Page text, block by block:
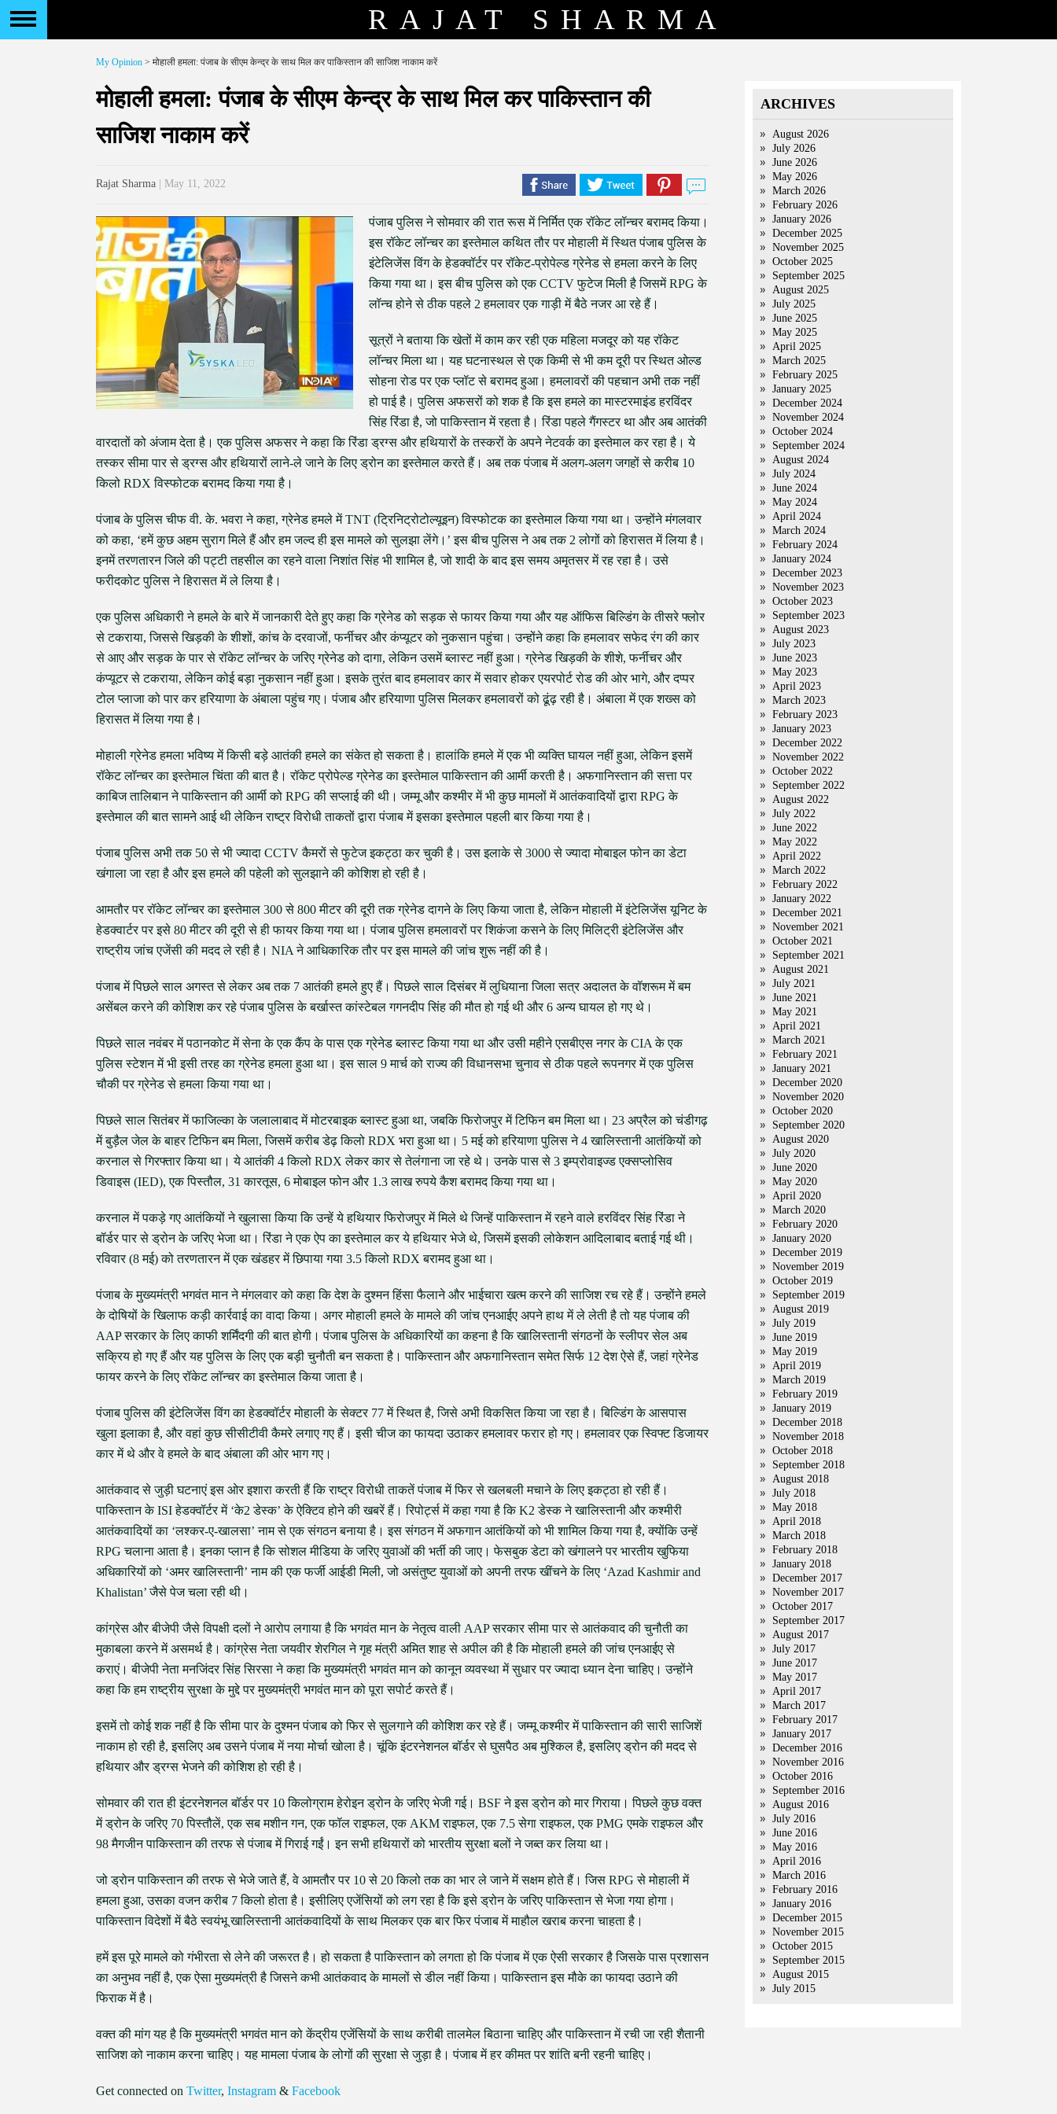
RAJAT SHARMA
My Opinion > मोहाली हमला: पंजाब के सीएम केन्द्र के साथ मिल कर पाकिस्तान की साजिश नाकाम करें
मोहाली हमला: पंजाब के सीएम केन्द्र के साथ मिल कर पाकिस्तान की
साजिश नाकाम करें
Rajat Sharma | May 11, 2022
पंजाब पुलिस ने सोमवार की रात रूस में निर्मित एक रॉकेट लॉन्चर बरामद किया।
इस रॉकेट लॉन्चर का इस्तेमाल कथित तौर पर मोहाली में स्थित पंजाब पुलिस के
इंटेलिजेंस विंग के हेडक्वॉर्टर पर रॉकेट-प्रोपेल्ड ग्रेनेड से हमला करने के लिए
किया गया था। इस बीच पुलिस को एक CCTV फुटेज मिली है जिसमें RPG के
लॉन्च होने से ठीक पहले 2 हमलावर एक गाड़ी में बैठे नजर आ रहे हैं।
सूत्रों ने बताया कि खेतों में काम कर रही एक महिला मजदूर को यह रॉकेट
लॉन्चर मिला था। यह घटनास्थल से एक किमी से भी कम दूरी पर स्थित ओल्ड
सोहना रोड पर एक प्लॉट से बरामद हुआ। हमलावरों की पहचान अभी तक नहीं
हो पाई है। पुलिस अफसरों को शक है कि इस हमले का मास्टरमाइंड हरविंदर
सिंह रिंडा है, जो पाकिस्तान में रहता है। रिंडा पहले गैंगस्टर था और अब आतंकी
वारदातों को अंजाम देता है। एक पुलिस अफसर ने कहा कि रिंडा ड्रग्स और हथियारों के तस्करों के अपने नेटवर्क का इस्तेमाल कर रहा है। ये
तस्कर सीमा पार से ड्रग्स और हथियारों लाने-ले जाने के लिए ड्रोन का इस्तेमाल करते हैं। अब तक पंजाब में अलग-अलग जगहों से करीब 10
किलो RDX विस्फोटक बरामद किया गया है।
पंजाब के पुलिस चीफ वी. के. भवरा ने कहा, ग्रेनेड हमले में TNT (ट्रिनिट्रोटोल्यूइन) विस्फोटक का इस्तेमाल किया गया था। उन्होंने मंगलवार
को कहा, ‘हमें कुछ अहम सुराग मिले हैं और हम जल्द ही इस मामले को सुलझा लेंगे।’ इस बीच पुलिस ने अब तक 2 लोगों को हिरासत में लिया है।
इनमें तरणतारन जिले की पट्टी तहसील का रहने वाला निशांत सिंह भी शामिल है, जो शादी के बाद इस समय अमृतसर में रह रहा है। उसे
फरीदकोट पुलिस ने हिरासत में ले लिया है।
एक पुलिस अधिकारी ने हमले के बारे में जानकारी देते हुए कहा कि ग्रेनेड को सड़क से फायर किया गया और यह ऑफिस बिल्डिंग के तीसरे फ्लोर
से टकराया, जिससे खिड़की के शीशों, कांच के दरवाजों, फर्नीचर और कंप्यूटर को नुकसान पहुंचा। उन्होंने कहा कि हमलावर सफेद रंग की कार
से आए और सड़क के पार से रॉकेट लॉन्चर के जरिए ग्रेनेड को दागा, लेकिन उसमें ब्लास्ट नहीं हुआ। ग्रेनेड खिड़की के शीशे, फर्नीचर और
कंप्यूटर से टकराया, लेकिन कोई बड़ा नुकसान नहीं हुआ। इसके तुरंत बाद हमलावर कार में सवार होकर एयरपोर्ट रोड की ओर भागे, और दप्पर
टोल प्लाजा को पार कर हरियाणा के अंबाला पहुंच गए। पंजाब और हरियाणा पुलिस मिलकर हमलावरों को ढूंढ़ रही है। अंबाला में एक शख्स को
हिरासत में लिया गया है।
मोहाली ग्रेनेड हमला भविष्य में किसी बड़े आतंकी हमले का संकेत हो सकता है। हालांकि हमले में एक भी व्यक्ति घायल नहीं हुआ, लेकिन इसमें
रॉकेट लॉन्चर का इस्तेमाल चिंता की बात है। रॉकेट प्रोपेल्ड ग्रेनेड का इस्तेमाल पाकिस्तान की आर्मी करती है। अफगानिस्तान की सत्ता पर
काबिज तालिबान ने पाकिस्तान की आर्मी को RPG की सप्लाई की थी। जम्मू और कश्मीर में भी कुछ मामलों में आतंकवादियों द्वारा RPG के
इस्तेमाल की बात सामने आई थी लेकिन राष्ट्र विरोधी ताकतों द्वारा पंजाब में इसका इस्तेमाल पहली बार किया गया है।
पंजाब पुलिस अभी तक 50 से भी ज्यादा CCTV कैमरों से फुटेज इकट्ठा कर चुकी है। उस इलाके से 3000 से ज्यादा मोबाइल फोन का डेटा
खंगाला जा रहा है और इस हमले की पहेली को सुलझाने की कोशिश हो रही है।
आमतौर पर रॉकेट लॉन्चर का इस्तेमाल 300 से 800 मीटर की दूरी तक ग्रेनेड दागने के लिए किया जाता है, लेकिन मोहाली में इंटेलिजेंस यूनिट के
हेडक्वार्टर पर इसे 80 मीटर की दूरी से ही फायर किया गया था। पंजाब पुलिस हमलावरों पर शिकंजा कसने के लिए मिलिट्री इंटेलिजेंस और
राष्ट्रीय जांच एजेंसी की मदद ले रही है। NIA ने आधिकारिक तौर पर इस मामले की जांच शुरू नहीं की है।
पंजाब में पिछले साल अगस्त से लेकर अब तक 7 आतंकी हमले हुए हैं। पिछले साल दिसंबर में लुधियाना जिला सत्र अदालत के वॉशरूम में बम
असेंबल करने की कोशिश कर रहे पंजाब पुलिस के बर्खास्त कांस्टेबल गगनदीप सिंह की मौत हो गई थी और 6 अन्य घायल हो गए थे।
पिछले साल नवंबर में पठानकोट में सेना के एक कैंप के पास एक ग्रेनेड ब्लास्ट किया गया था और उसी महीने एसबीएस नगर के CIA के एक
पुलिस स्टेशन में भी इसी तरह का ग्रेनेड हमला हुआ था। इस साल 9 मार्च को राज्य की विधानसभा चुनाव से ठीक पहले रूपनगर में एक पुलिस
चौकी पर ग्रेनेड से हमला किया गया था।
पिछले साल सितंबर में फाजिल्का के जलालाबाद में मोटरबाइक ब्लास्ट हुआ था, जबकि फिरोजपुर में टिफिन बम मिला था। 23 अप्रैल को चंडीगढ़
में बुड़ैल जेल के बाहर टिफिन बम मिला, जिसमें करीब डेढ़ किलो RDX भरा हुआ था। 5 मई को हरियाणा पुलिस ने 4 खालिस्तानी आतंकियों को
करनाल से गिरफ्तार किया था। ये आतंकी 4 किलो RDX लेकर कार से तेलंगाना जा रहे थे। उनके पास से 3 इम्प्रोवाइज्ड एक्सप्लोसिव
डिवाइस (IED), एक पिस्तौल, 31 कारतूस, 6 मोबाइल फोन और 1.3 लाख रुपये कैश बरामद किया गया था।
करनाल में पकड़े गए आतंकियों ने खुलासा किया कि उन्हें ये हथियार फिरोजपुर में मिले थे जिन्हें पाकिस्तान में रहने वाले हरविंदर सिंह रिंडा ने
बॉर्डर पार से ड्रोन के जरिए भेजा था। रिंडा ने एक ऐप का इस्तेमाल कर ये हथियार भेजे थे, जिसमें इसकी लोकेशन आदिलाबाद बताई गई थी।
रविवार (8 मई) को तरणतारन में एक खंडहर में छिपाया गया 3.5 किलो RDX बरामद हुआ था।
पंजाब के मुख्यमंत्री भगवंत मान ने मंगलवार को कहा कि देश के दुश्मन हिंसा फैलाने और भाईचारा खत्म करने की साजिश रच रहे हैं। उन्होंने हमले
के दोषियों के खिलाफ कड़ी कार्रवाई का वादा किया। अगर मोहाली हमले के मामले की जांच एनआईए अपने हाथ में ले लेती है तो यह पंजाब की
AAP सरकार के लिए काफी शर्मिंदगी की बात होगी। पंजाब पुलिस के अधिकारियों का कहना है कि खालिस्तानी संगठनों के स्लीपर सेल अब
सक्रिय हो गए हैं और यह पुलिस के लिए एक बड़ी चुनौती बन सकता है। पाकिस्तान और अफगानिस्तान समेत सिर्फ 12 देश ऐसे हैं, जहां ग्रेनेड
फायर करने के लिए रॉकेट लॉन्चर का इस्तेमाल किया जाता है।
पंजाब पुलिस की इंटेलिजेंस विंग का हेडक्वॉर्टर मोहाली के सेक्टर 77 में स्थित है, जिसे अभी विकसित किया जा रहा है। बिल्डिंग के आसपास
खुला इलाका है, और वहां कुछ सीसीटीवी कैमरे लगाए गए हैं। इसी चीज का फायदा उठाकर हमलावर फरार हो गए। हमलावर एक स्विफ्ट डिजायर
कार में थे और वे हमले के बाद अंबाला की ओर भाग गए।
आतंकवाद से जुड़ी घटनाएं इस ओर इशारा करती हैं कि राष्ट्र विरोधी ताकतें पंजाब में फिर से खलबली मचाने के लिए इकट्ठा हो रही हैं।
पाकिस्तान के ISI हेडक्वॉर्टर में ‘के2 डेस्क’ के ऐक्टिव होने की खबरें हैं। रिपोर्ट्स में कहा गया है कि K2 डेस्क ने खालिस्तानी और कश्मीरी
आतंकवादियों का ‘लश्कर-ए-खालसा’ नाम से एक संगठन बनाया है। इस संगठन में अफगान आतंकियों को भी शामिल किया गया है, क्योंकि उन्हें
RPG चलाना आता है। इनका प्लान है कि सोशल मीडिया के जरिए युवाओं की भर्ती की जाए। फेसबुक डेटा को खंगालने पर भारतीय खुफिया
अधिकारियों को ‘अमर खालिस्तानी’ नाम की एक फर्जी आईडी मिली, जो असंतुष्ट युवाओं को अपनी तरफ खींचने के लिए ‘Azad Kashmir and
Khalistan’ जैसे पेज चला रही थी।
कांग्रेस और बीजेपी जैसे विपक्षी दलों ने आरोप लगाया है कि भगवंत मान के नेतृत्व वाली AAP सरकार सीमा पार से आतंकवाद की चुनौती का
मुकाबला करने में असमर्थ है। कांग्रेस नेता जयवीर शेरगिल ने गृह मंत्री अमित शाह से अपील की है कि मोहाली हमले की जांच एनआईए से
कराएं। बीजेपी नेता मनजिंदर सिंह सिरसा ने कहा कि मुख्यमंत्री भगवंत मान को कानून व्यवस्था में सुधार पर ज्यादा ध्यान देना चाहिए। उन्होंने
कहा कि हम राष्ट्रीय सुरक्षा के मुद्दे पर मुख्यमंत्री भगवंत मान को पूरा सपोर्ट करते हैं।
इसमें तो कोई शक नहीं है कि सीमा पार के दुश्मन पंजाब को फिर से सुलगाने की कोशिश कर रहे हैं। जम्मू कश्मीर में पाकिस्तान की सारी साजिशें
नाकाम हो रही है, इसलिए अब उसने पंजाब में नया मोर्चा खोला है। चूंकि इंटरनेशनल बॉर्डर से घुसपैठ अब मुश्किल है, इसलिए ड्रोन की मदद से
हथियार और ड्रग्स भेजने की कोशिश हो रही है।
सोमवार की रात ही इंटरनेशनल बॉर्डर पर 10 किलोग्राम हेरोइन ड्रोन के जरिए भेजी गई। BSF ने इस ड्रोन को मार गिराया। पिछले कुछ वक्त
में ड्रोन के जरिए 70 पिस्तौलें, एक सब मशीन गन, एक फॉल राइफल, एक AKM राइफल, एक 7.5 सेगा राइफल, एक PMG एमके राइफल और
98 मैगजीन पाकिस्तान की तरफ से पंजाब में गिराई गईं। इन सभी हथियारों को भारतीय सुरक्षा बलों ने जब्त कर लिया था।
जो ड्रोन पाकिस्तान की तरफ से भेजे जाते हैं, वे आमतौर पर 10 से 20 किलो तक का भार ले जाने में सक्षम होते हैं। जिस RPG से मोहाली में
हमला हुआ, उसका वजन करीब 7 किलो होता है। इसीलिए एजेंसियों को लग रहा है कि इसे ड्रोन के जरिए पाकिस्तान से भेजा गया होगा।
पाकिस्तान विदेशों में बैठे स्वयंभू खालिस्तानी आतंकवादियों के साथ मिलकर एक बार फिर पंजाब में माहौल खराब करना चाहता है।
हमें इस पूरे मामले को गंभीरता से लेने की जरूरत है। हो सकता है पाकिस्तान को लगता हो कि पंजाब में एक ऐसी सरकार है जिसके पास प्रशासन
का अनुभव नहीं है, एक ऐसा मुख्यमंत्री है जिसने कभी आतंकवाद के मामलों से डील नहीं किया। पाकिस्तान इस मौके का फायदा उठाने की
फिराक में है।
वक्त की मांग यह है कि मुख्यमंत्री भगवंत मान को केंद्रीय एजेंसियों के साथ करीबी तालमेल बिठाना चाहिए और पाकिस्तान में रची जा रही शैतानी
साजिश को नाकाम करना चाहिए। यह मामला पंजाब के लोगों की सुरक्षा से जुड़ा है। पंजाब में हर कीमत पर शांति बनी रहनी चाहिए।
Get connected on Twitter, Instagram & Facebook
ARCHIVES
August 2026
July 2026
June 2026
May 2026
March 2026
February 2026
January 2026
December 2025
November 2025
October 2025
September 2025
August 2025
July 2025
June 2025
May 2025
April 2025
March 2025
February 2025
January 2025
December 2024
November 2024
October 2024
September 2024
August 2024
July 2024
June 2024
May 2024
April 2024
March 2024
February 2024
January 2024
December 2023
November 2023
October 2023
September 2023
August 2023
July 2023
June 2023
May 2023
April 2023
March 2023
February 2023
January 2023
December 2022
November 2022
October 2022
September 2022
August 2022
July 2022
June 2022
May 2022
April 2022
March 2022
February 2022
January 2022
December 2021
November 2021
October 2021
September 2021
August 2021
July 2021
June 2021
May 2021
April 2021
March 2021
February 2021
January 2021
December 2020
November 2020
October 2020
September 2020
August 2020
July 2020
June 2020
May 2020
April 2020
March 2020
February 2020
January 2020
December 2019
November 2019
October 2019
September 2019
August 2019
July 2019
June 2019
May 2019
April 2019
March 2019
February 2019
January 2019
December 2018
November 2018
October 2018
September 2018
August 2018
July 2018
May 2018
April 2018
March 2018
February 2018
January 2018
December 2017
November 2017
October 2017
September 2017
August 2017
July 2017
June 2017
May 2017
April 2017
March 2017
February 2017
January 2017
December 2016
November 2016
October 2016
September 2016
August 2016
July 2016
June 2016
May 2016
April 2016
March 2016
February 2016
January 2016
December 2015
November 2015
October 2015
September 2015
August 2015
July 2015